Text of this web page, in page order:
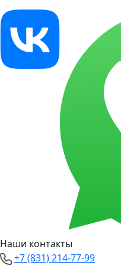
Наши контакты
+7 (831) 214-77-99